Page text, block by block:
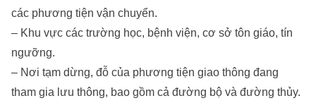
các ph­ương tiện vận chuyển.
– Khu vực các tr­ường học, bệnh viện, cơ sở tôn giáo, tín
ng­ưỡng.
– Nơi tạm dừng, đỗ của ph­ương tiện giao thông đang
tham gia l­ưu thông, bao gồm cả đ­ường bộ và đ­ường thủy.